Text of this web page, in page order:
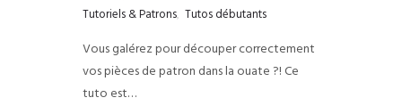
Tutoriels & Patrons, Tutos débutants
Vous galérez pour découper correctement
vos pièces de patron dans la ouate ?! Ce
tuto est…